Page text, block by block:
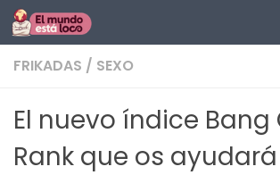
Saltar al contenido
FRIKADAS / SEXO
El nuevo índice
Rank que os